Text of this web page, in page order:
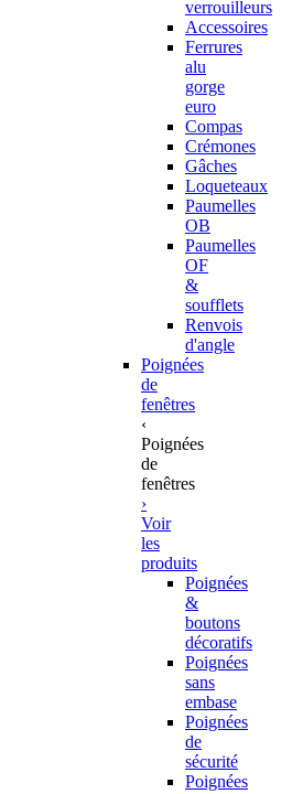
verrouilleurs
Accessoires
Ferrures
alu
gorge
euro
Compas
Crémones
Gâches
Loqueteaux
Paumelles
OB
Paumelles
OF
&
soufflets
Renvois
d'angle
Poignées
de
fenêtres
‹
Poignées
de
fenêtres
›
Voir
les
produits
Poignées
&
boutons
décoratifs
Poignées
sans
embase
Poignées
de
sécurité
Poignées